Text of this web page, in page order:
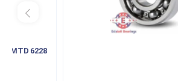
6228 C3 MTD